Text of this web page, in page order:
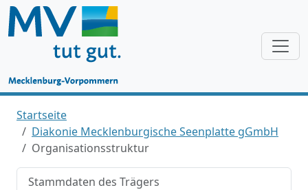
Startseite
Diakonie Mecklenburgische Seenplatte gGmbH
Organisationsstruktur
Stammdaten des Trägers